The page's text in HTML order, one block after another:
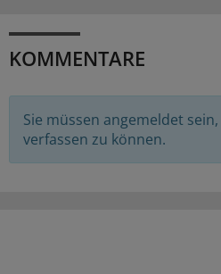
KOMMENTARE
Sie müssen angemeldet
verfassen zu können.